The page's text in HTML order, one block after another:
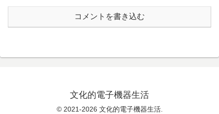
コメントを書き込む
文化的電子機器生活
© 2021-2026 文化的電子機器生活.